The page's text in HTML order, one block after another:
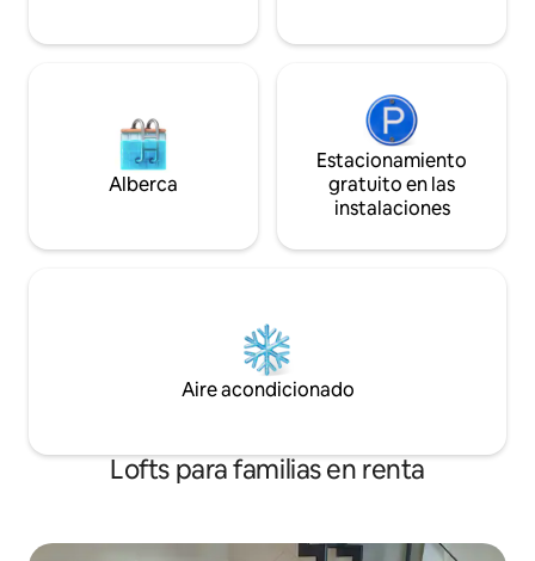
Alberca
Estacionamiento
gratuito en las
instalaciones
Aire acondicionado
Lofts para familias en renta